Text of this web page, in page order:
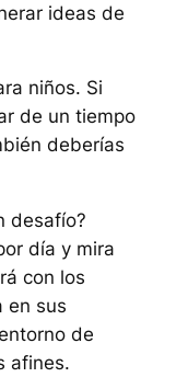
ideas de
niños. Si
de un tiempo
deberías
desafío?
día y mira
con los
en sus
de
afines.